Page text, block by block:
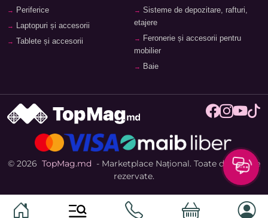
Periferice
Laptopuri și accesorii
Tablete și accesorii
Sisteme de depozitare, rafturi,
etajere
Feronerie și accesorii pentru
mobilier
Baie
© 2026 TopMag.md - Marketplace Național. Toate drepturile
rezervate.